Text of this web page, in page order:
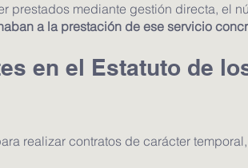
prestados mediante gestión directa, el
a la prestación de ese servicio
en el Estatuto de
realizar contratos de carácter